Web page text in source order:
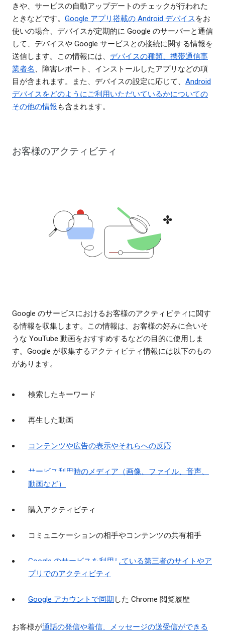
きや、サービスの自動アップデートのチェックが行われた
ときなどです。 Google アプリ搭載の Android デバイス をお
使いの場合、デバイスが定期的に Google のサーバーと通信
して、デバイスや Google サービスとの接続に関する情報を
送信します。この情報には、 デバイスの種類、携帯通信事
業者名 、障害レポート、インストールしたアプリなどの項
目が含まれます。また、デバイスの設定に応じて、 Android
デバイスをどのようにご利用いただいているかについての
その他の情報 も含まれます。
お客様のアクティビティ
Google のサービスにおけるお客様のアクティビティに関す
る情報を収集します。この情報は、お客様の好みに合いそ
うな YouTube 動画をおすすめするなどの目的に使用しま
す。Google が収集するアクティビティ情報には以下のもの
があります。
検索したキーワード
再生した動画
コンテンツや広告の表示やそれらへの反応
サービス利用時のメディア（画像、ファイル、音声、
動画など）
購入アクティビティ
コミュニケーションの相手やコンテンツの共有相手
Google のサービスを利用している第三者のサイトやア
プリでのアクティビティ
Google アカウントで同期 した Chrome 閲覧履歴
お客様が通話の発信や着信、メッセージの送受信ができる